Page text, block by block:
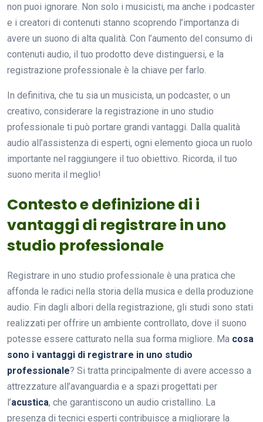
non puoi ignorare. Non solo i musicisti, ma anche i podcaster
e i creatori di contenuti stanno scoprendo l’importanza di
avere un suono di alta qualità. Con l’aumento del consumo di
contenuti audio, il tuo prodotto deve distinguersi, e la
registrazione professionale è la chiave per farlo.
In definitiva, che tu sia un musicista, un podcaster, o un
creativo, considerare la registrazione in uno studio
professionale ti può portare grandi vantaggi. Dalla qualità
audio all’assistenza di esperti, ogni elemento gioca un ruolo
importante nel raggiungere il tuo obiettivo. Ricorda, il tuo
suono merita il meglio!
Contesto e definizione di i
vantaggi di registrare in uno
studio professionale
Registrare in uno studio professionale è una pratica che
affonda le radici nella storia della musica e della produzione
audio. Fin dagli albori della registrazione, gli studi sono stati
realizzati per offrire un ambiente controllato, dove il suono
potesse essere catturato nella sua forma migliore. Ma cosa
sono i vantaggi di registrare in uno studio
professionale? Si tratta principalmente di avere accesso a
attrezzature all’avanguardia e a spazi progettati per
l’acustica, che garantiscono un audio cristallino. La
presenza di tecnici esperti contribuisce a migliorare la